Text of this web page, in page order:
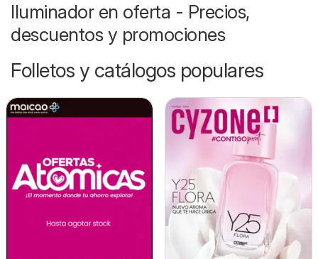
Iluminador en oferta - Precios,
descuentos y promociones
Folletos y catálogos populares